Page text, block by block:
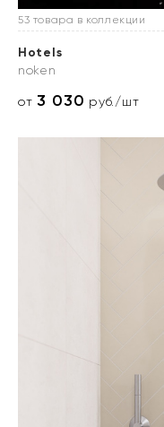
53 товара в коллекции
Hotels
noken
от3 030 руб./шт